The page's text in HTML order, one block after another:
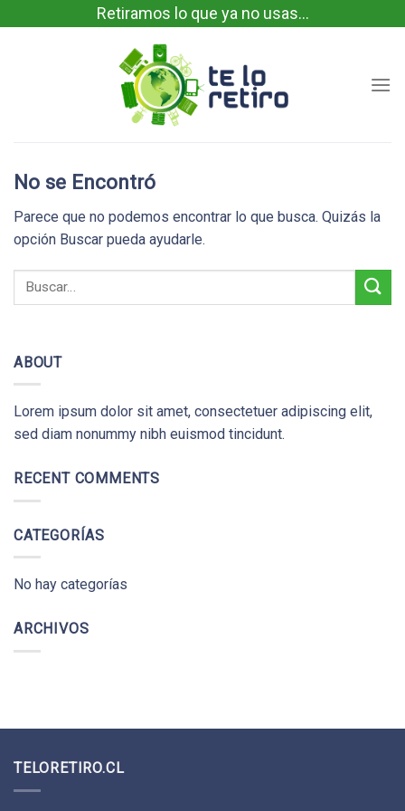
to
Retiramos lo que ya no usas...
No se Encontró
Parece que no podemos encontrar lo que busca. Quizás la
opción Buscar pueda ayudarle.
ABOUT
Lorem ipsum dolor sit amet, consectetuer adipiscing elit,
sed diam nonummy nibh euismod tincidunt.
RECENT COMMENTS
CATEGORÍAS
No hay categorías
ARCHIVOS
TELORETIRO.CL